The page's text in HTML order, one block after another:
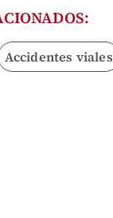
Accidentes viales